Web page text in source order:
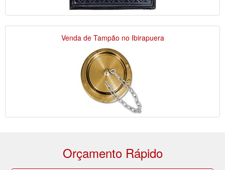
Venda de Tampão no Ibirapuera
Orçamento Rápido